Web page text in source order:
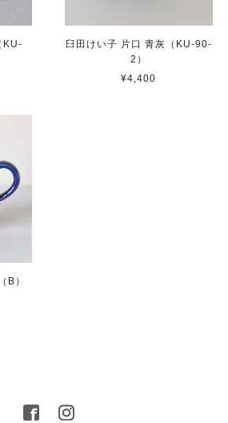
KU-
臼田けい子 片口 青灰（KU-90-
2）
¥4,400
B）